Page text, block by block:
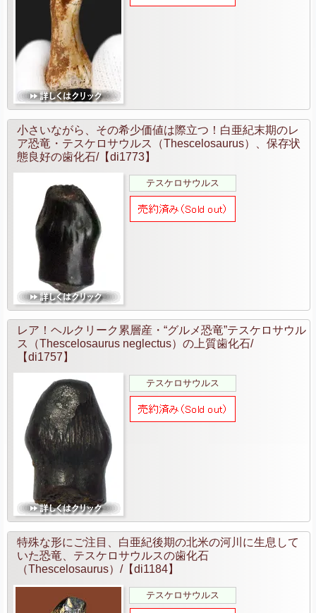
小さいながら、その希少価値は際立つ！白亜紀末期のレ
ア恐竜・テスケロサウルス（Thescelosaurus）、保存状
態良好の歯化石/【di1773】
テスケロサウルス
レア！ヘルクリーク累層産・“グルメ恐竜”テスケロサウル
ス（Thescelosaurus neglectus）の上質歯化石/
【di1757】
テスケロサウルス
特殊な形にご注目、白亜紀後期の北米の河川に生息して
いた恐竜、テスケロサウルスの歯化石
（Thescelosaurus）/【di1184】
テスケロサウルス